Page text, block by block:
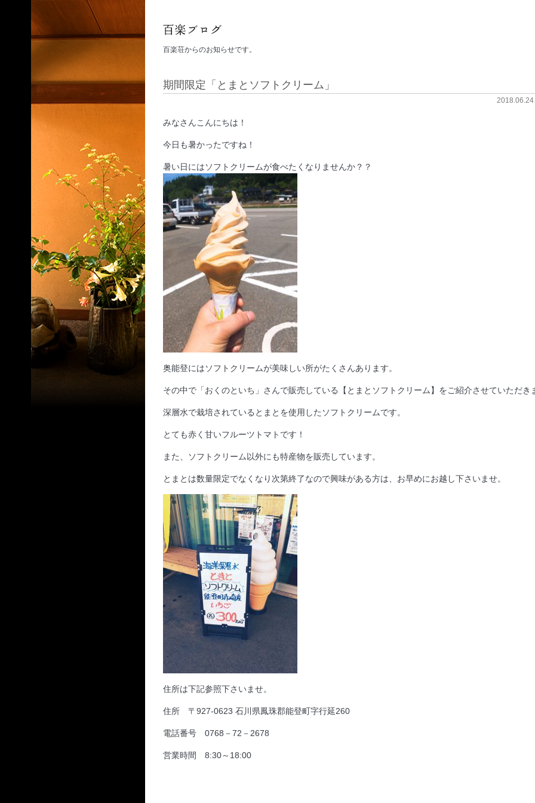
百楽荘からのお知らせです。
期間限定「とまとソフトクリーム」
みなさんこんにちは！
今日も暑かったですね！
暑い日にはソフトクリームが食べたくなりませんか？？
奥能登にはソフトクリームが美味しい所がたくさんあります。
その中で「おくのといち」さんで販売している【とまとソフトクリーム】をご紹介させていただき
深層水で栽培されているとまとを使用したソフトクリームです。
とても赤く甘いフルーツトマトです！
また、ソフトクリーム以外にも特産物を販売しています。
とまとは数量限定でなくなり次第終了なので興味がある方は、お早めにお越し下さいませ。
住所は下記参照下さいませ。
住所 〒927-0623 石川県鳳珠郡能登町字行延260
電話番号 0768－72－2678
営業時間 8:30～18:00